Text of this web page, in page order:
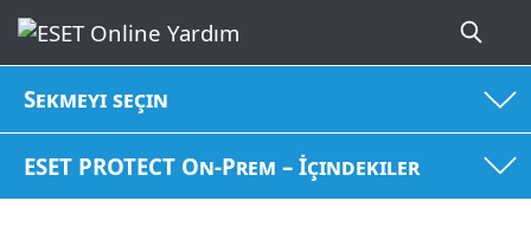
Sekmeyi seçin
ESET PROTECT On-Prem – İçindekiler